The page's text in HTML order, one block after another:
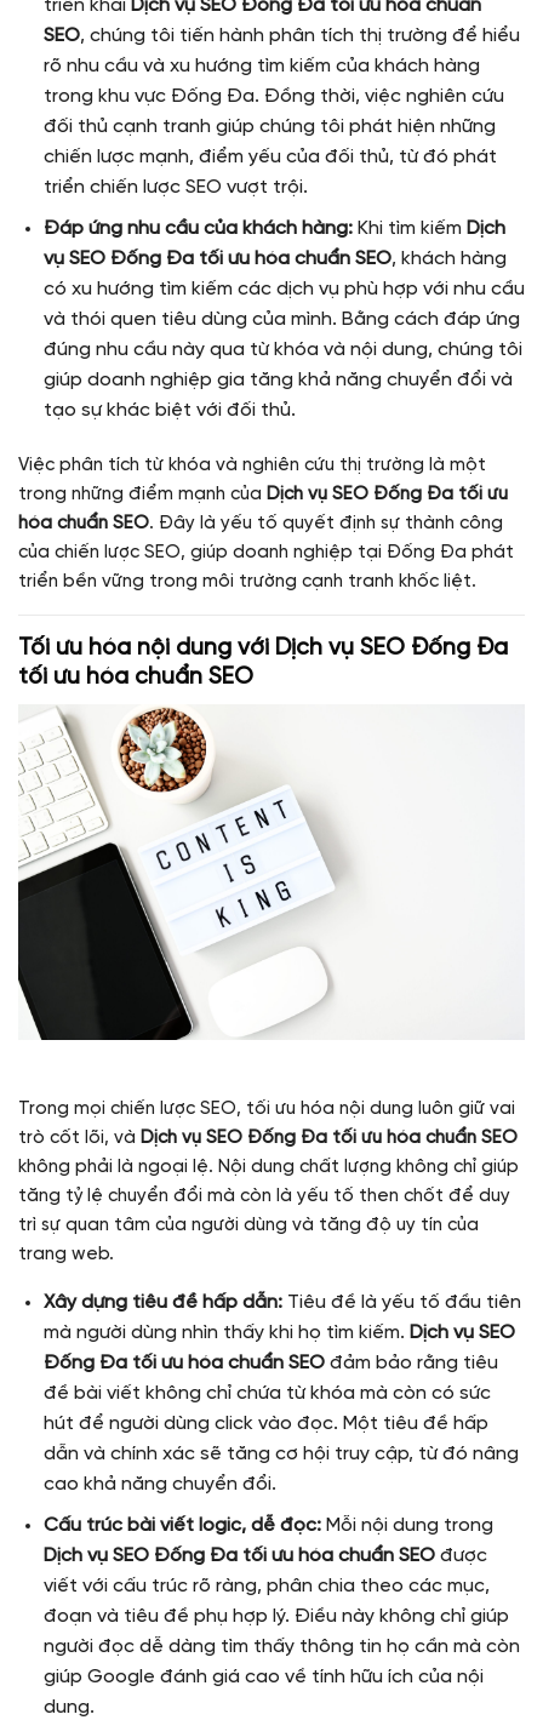
triển khai Dịch vụ SEO Đống Đa tối ưu hóa chuẩn
SEO, chúng tôi tiến hành phân tích thị trường để hiểu
rõ nhu cầu và xu hướng tìm kiếm của khách hàng
trong khu vực Đống Đa. Đồng thời, việc nghiên cứu
đối thủ cạnh tranh giúp chúng tôi phát hiện những
chiến lược mạnh, điểm yếu của đối thủ, từ đó phát
triển chiến lược SEO vượt trội.
Đáp ứng nhu cầu của khách hàng:Khi tìm kiếm Dịch
vụ SEO Đống Đa tối ưu hóa chuẩn SEO, khách hàng
có xu hướng tìm kiếm các dịch vụ phù hợp với nhu cầu
và thói quen tiêu dùng của mình. Bằng cách đáp ứng
đúng nhu cầu này qua từ khóa và nội dung, chúng tôi
giúp doanh nghiệp gia tăng khả năng chuyển đổi và
tạo sự khác biệt với đối thủ.
Việc phân tích từ khóa và nghiên cứu thị trường là một
trong những điểm mạnh của Dịch vụ SEO Đống Đa tối ưu
hóa chuẩn SEO. Đây là yếu tố quyết định sự thành công
của chiến lược SEO, giúp doanh nghiệp tại Đống Đa phát
triển bền vững trong môi trường cạnh tranh khốc liệt.
Tối ưu hóa nội dung với Dịch vụ SEO Đống Đa
tối ưu hóa chuẩn SEO
Trong mọi chiến lược SEO, tối ưu hóa nội dung luôn giữ vai
trò cốt lõi, và Dịch vụ SEO Đống Đa tối ưu hóa chuẩn SEO
không phải là ngoại lệ. Nội dung chất lượng không chỉ giúp
tăng tỷ lệ chuyển đổi mà còn là yếu tố then chốt để duy
trì sự quan tâm của người dùng và tăng độ uy tín của
trang web.
Xây dựng tiêu đề hấp dẫn:Tiêu đề là yếu tố đầu tiên
mà người dùng nhìn thấy khi họ tìm kiếm. Dịch vụ SEO
Đống Đa tối ưu hóa chuẩn SEOđảm bảo rằng tiêu
đề bài viết không chỉ chứa từ khóa mà còn có sức
hút để người dùng click vào đọc. Một tiêu đề hấp
dẫn và chính xác sẽ tăng cơ hội truy cập, từ đó nâng
cao khả năng chuyển đổi.
Cấu trúc bài viết logic, dễ đọc:Mỗi nội dung trong
Dịch vụ SEO Đống Đa tối ưu hóa chuẩn SEOđược
viết với cấu trúc rõ ràng, phân chia theo các mục,
đoạn và tiêu đề phụ hợp lý. Điều này không chỉ giúp
người đọc dễ dàng tìm thấy thông tin họ cần mà còn
giúp Google đánh giá cao về tính hữu ích của nội
dung.